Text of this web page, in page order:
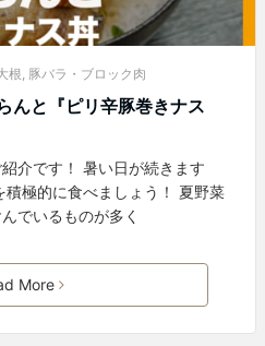
根 豚バラ・ブロック肉
んと『ピリ辛豚巻きナス
介です！ 暑い日が続きます
極的に食べましょう！ 夏野菜
でいるものが多く
More